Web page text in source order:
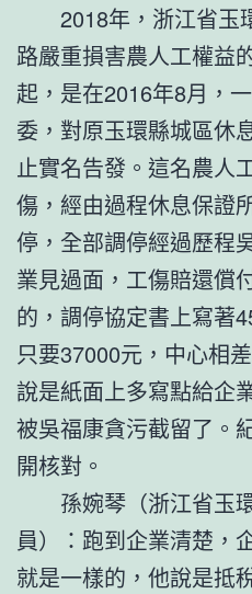
2018年，浙江省玉
路嚴重損害農人工權益
起，是在2016年8月，
委，對原玉環縣城區休
止實名告發。這名農人
傷，經由過程休息保證
停，全部調停經過歷程
業見過面，工傷賠還償
的，調停協定書上寫著
只要37000元，中心相
說是紙面上多寫點給企
被吳福康貪污截留了。
開核對。
孫婉琴（浙江省玉
員）：跑到企業清楚，
就是一樣的，他說是抵